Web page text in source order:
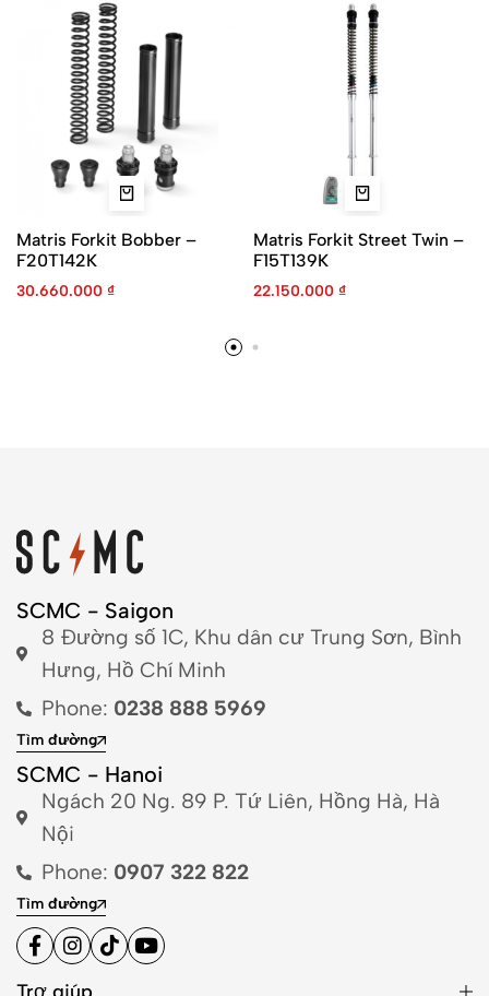
Matris Forkit Bobber –
F20T142K
30.660.000 ₫
Matris Forkit Street Twin –
F15T139K
22.150.000 ₫
SCMC - Saigon
8 Đường số 1C, Khu dân cư Trung Sơn, Bình
Hưng, Hồ Chí Minh
Phone: 0238 888 5969
Tìm đường
SCMC - Hanoi
Ngách 20 Ng. 89 P. Tứ Liên, Hồng Hà, Hà
Nội
Phone: 0907 322 822
Tìm đường